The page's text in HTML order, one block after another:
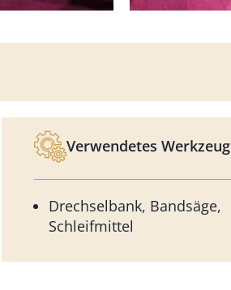
Verwendetes Werkzeug
Drechselbank, Bandsäge,
Schleifmittel